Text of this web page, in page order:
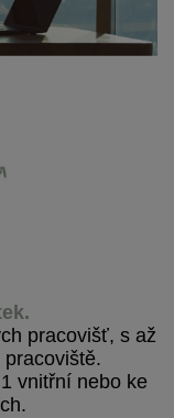
pracovišť, s až
vnitřní nebo ke